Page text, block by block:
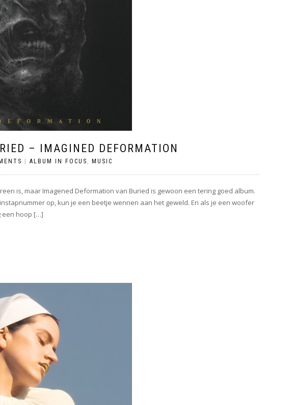
– IMAGINED DEFORMATION
ALBUM IN FOCUS , MUSIC
is, maar Imagened Deformation van Buried is gewoon een tering goed album.
op, kun je een beetje wennen aan het geweld. En als je een woofer
een hoop […]